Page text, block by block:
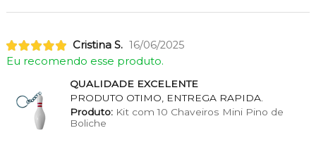
Cristina S. 16/06/2025
Eu recomendo esse produto.
QUALIDADE EXCELENTE
PRODUTO OTIMO, ENTREGA RAPIDA.
Produto:Kit com 10 Chaveiros Mini Pino de
Boliche